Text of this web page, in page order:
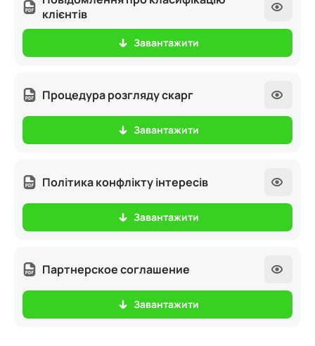
клієнтів
Завантажити
Процедура розгляду скарг
Завантажити
Політика конфлікту інтересів
Завантажити
Партнерское соглашение
Завантажити